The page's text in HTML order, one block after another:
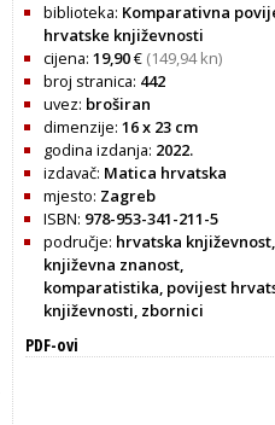
biblioteka: Komparativna
hrvatske književnosti
cijena: 19,90€ (149,94 kn)
broj stranica: 442
uvez: broširan
dimenzije: 16 x 23 cm
godina izdanja: 2022.
izdavač: Matica hrvatska
mjesto: Zagreb
ISBN: 978-953-341-211-5
područje: hrvatska književnost,
književna znanost,
komparatistika, povijest
književnosti, zbornici
PDF-ovi